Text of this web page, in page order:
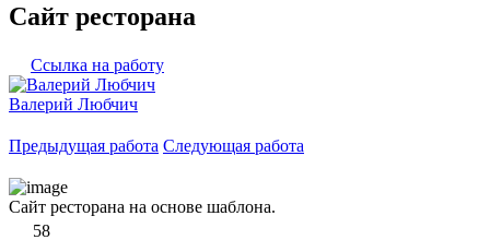
Сайт ресторана
Ссылка на работу
Валерий Любчич
Предыдущая работа Следующая работа
Сайт ресторана на основе шаблона.
58